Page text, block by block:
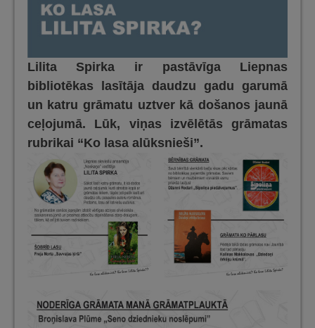
Lilita Spirka ir pastāvīga Liepnas
bibliotēkas lasītāja daudzu gadu garumā
un katru grāmatu uztver kā došanos jaunā
ceļojumā. Lūk, viņas izvēlētās grāmatas
rubrikai “Ko lasa alūksnieši”.